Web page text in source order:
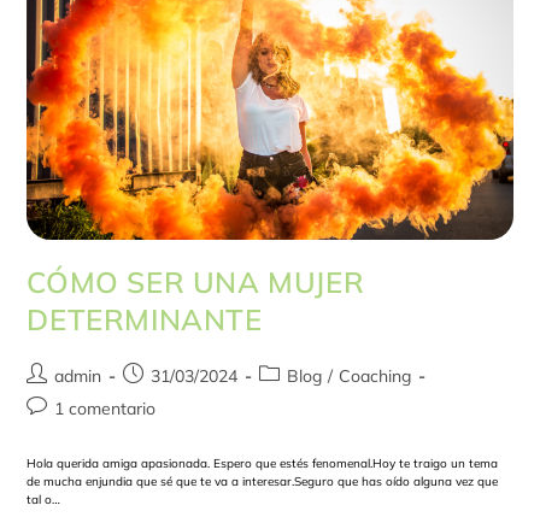
CÓMO SER UNA MUJER
DETERMINANTE
admin 31/03/2024 Blog / Coaching
1 comentario
Hola querida amiga apasionada. Espero que estés fenomenal.Hoy te traigo un tema
de mucha enjundia que sé que te va a interesar.Seguro que has oído alguna vez que
tal o…